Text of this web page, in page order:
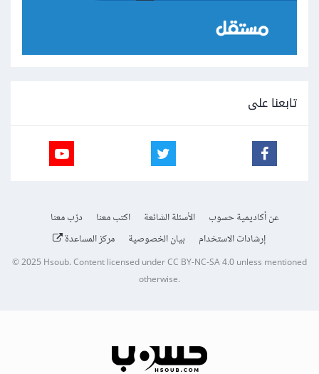
تابعنا على
عن أكاديمية حسوب الأسئلة الشائعة اكتب معنا
درّب معنا
إرشادات الاستخدام
بيان الخصوصية مركز المساعدة
© 2025Hsoub.Content licensed underCC BY-NC-SA 4.0unless mentioned
otherwise.